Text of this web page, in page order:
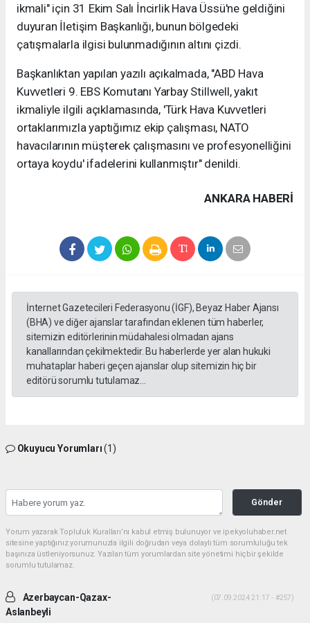
ikmali" için 31 Ekim Salı İncirlik Hava Üssü'ne geldiğini
duyuran İletişim Başkanlığı, bunun bölgedeki
çatışmalarla ilgisi bulunmadığının altını çizdi.
Başkanlıktan yapılan yazılı açıkalmada, "ABD Hava
Kuvvetleri 9. EBS Komutanı Yarbay Stillwell, yakıt
ikmaliyle ilgili açıklamasında, 'Türk Hava Kuvvetleri
ortaklarımızla yaptığımız ekip çalışması, NATO
havacılarının müşterek çalışmasını ve profesyonelliğini
ortaya koydu' ifadelerini kullanmıştır" denildi.
ANKARA HABERİ
İnternet Gazetecileri Federasyonu (İGF), Beyaz Haber Ajansı
(BHA) ve diğer ajanslar tarafından eklenen tüm haberler,
sitemizin editörlerinin müdahalesi olmadan ajans
kanallarından çekilmektedir. Bu haberlerde yer alan hukuki
muhataplar haberi geçen ajanslar olup sitemizin hiç bir
editörü sorumlu tutulamaz...
Okuyucu Yorumları(1)
Gönder
Yorum yazarak Topluluk Kuralları’nı kabul etmiş bulunuyor ve ipekyoluhaber.net
sitesine yaptığınız yorumunuzla ilgili doğrudan veya dolaylı tüm sorumluluğu tek
başınıza üstleniyorsunuz. Yazılan tüm yorumlardan site yönetimi hiçbir şekilde
sorumlu tutulamaz.
Azerbaycan-Qazax-
Aslanbeyli
(07.09.2024 21:17 - #257)